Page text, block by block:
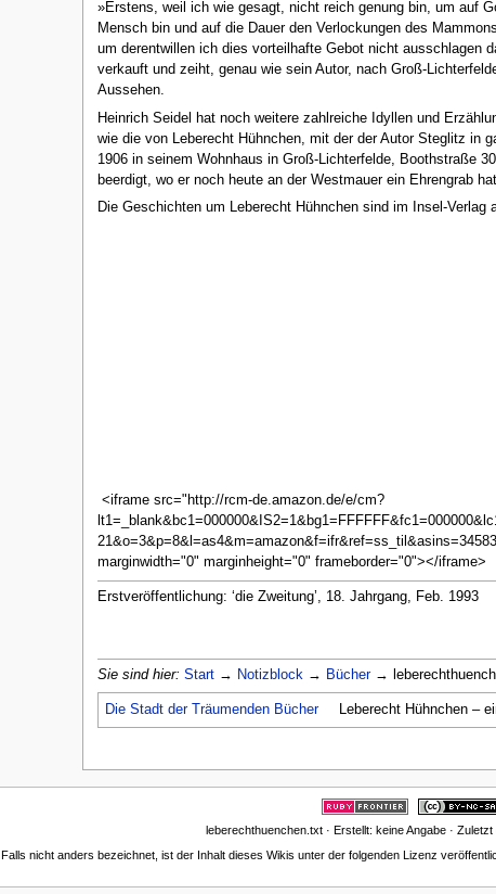
»Erstens, weil ich wie gesagt, nicht reich genung bin, um auf
Mensch bin und auf die Dauer den Verlockungen des
um derentwillen ich dies vorteilhafte Gebot nicht ausschlagen
verkauft und zeiht, genau wie sein Autor, nach Groß-
Aussehen.
Heinrich Seidel hat noch weitere zahlreiche Idyllen und
wie die von Leberecht Hühnchen, mit der der Autor Steglitz in
1906 in seinem Wohnhaus in Groß-Lichterfelde, Boothstraße
beerdigt, wo er noch heute an der Westmauer ein Ehrengrab hat.
Die Geschichten um Leberecht Hühnchen sind im Insel-Verlag
<iframe src="http://rcm-de.amazon.de/e/cm?
marginwidth="0" marginheight="0" frameborder="0"></iframe>
Erstveröffentlichung: ‘die Zweitung’, 18. Jahrgang, Feb. 1993
Sie sind hier: Start→ Notizblock → Bücher→
Die Stadt der Träumenden Bücher Leberecht Hühnchen –
leberechthuenchen.txt · Erstellt: keine Angabe ·
Falls nicht anders bezeichnet, ist der Inhalt dieses Wikis unter der folgenden Lizenz